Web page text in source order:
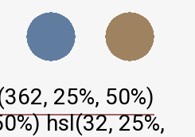
25%, 50%)
hsl(32, 25%,